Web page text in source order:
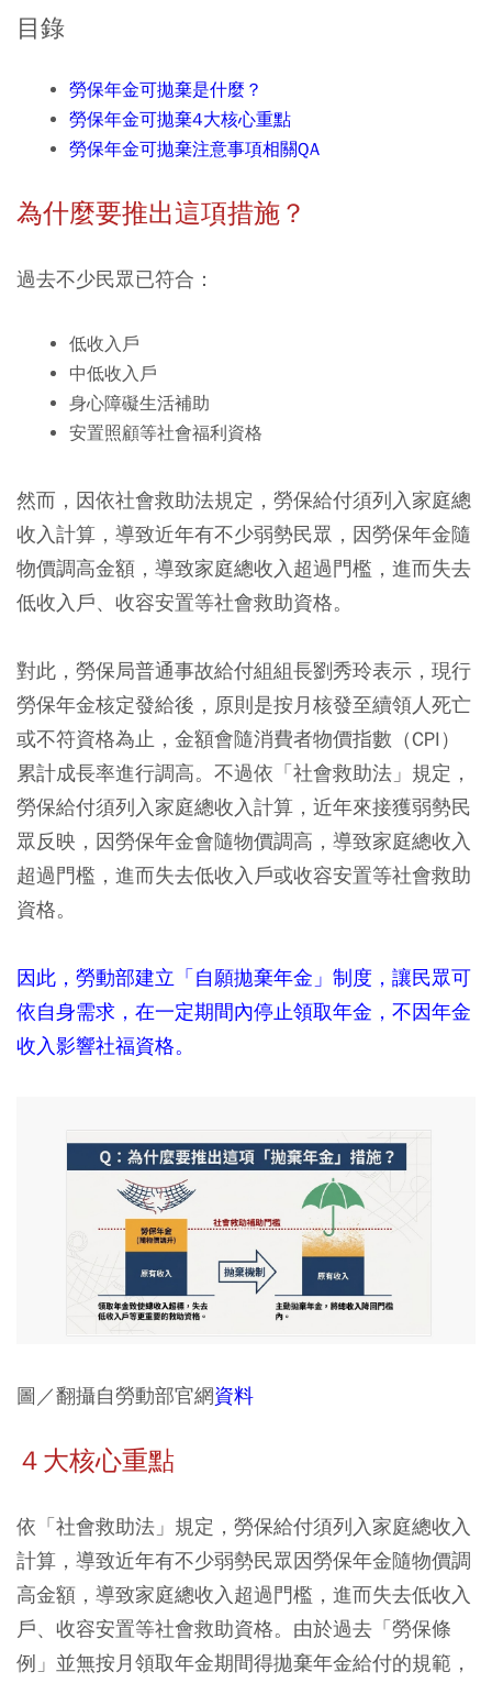
目錄
勞保年金可拋棄是什麼？
勞保年金可拋棄4大核心重點
勞保年金可拋棄注意事項相關QA
為什麼要推出這項措施？
過去不少民眾已符合：
低收入戶
中低收入戶
身心障礙生活補助
安置照顧等社會福利資格
然而，因依社會救助法規定，勞保給付須列入家庭總
收入計算，導致近年有不少弱勢民眾，因勞保年金隨
物價調高金額，導致家庭總收入超過門檻，進而失去
低收入戶、收容安置等社會救助資格。
對此，勞保局普通事故給付組組長劉秀玲表示，現行
勞保年金核定發給後，原則是按月核發至續領人死亡
或不符資格為止，金額會隨消費者物價指數（CPI）
累計成長率進行調高。不過依「社會救助法」規定，
勞保給付須列入家庭總收入計算，近年來接獲弱勢民
眾反映，因勞保年金會隨物價調高，導致家庭總收入
超過門檻，進而失去低收入戶或收容安置等社會救助
資格。
因此，勞動部建立「自願拋棄年金」制度，讓民眾可
依自身需求，在一定期間內停止領取年金，不因年金
收入影響社福資格。
圖／翻攝自勞動部官網資料
４大核心重點
依「社會救助法」規定，勞保給付須列入家庭總收入
計算，導致近年有不少弱勢民眾因勞保年金隨物價調
高金額，導致家庭總收入超過門檻，進而失去低收入
戶、收容安置等社會救助資格。由於過去「勞保條
例」並無按月領取年金期間得拋棄年金給付的規範，